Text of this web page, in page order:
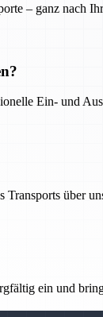
– ganz nach
Ein- und
Transports über
ein und